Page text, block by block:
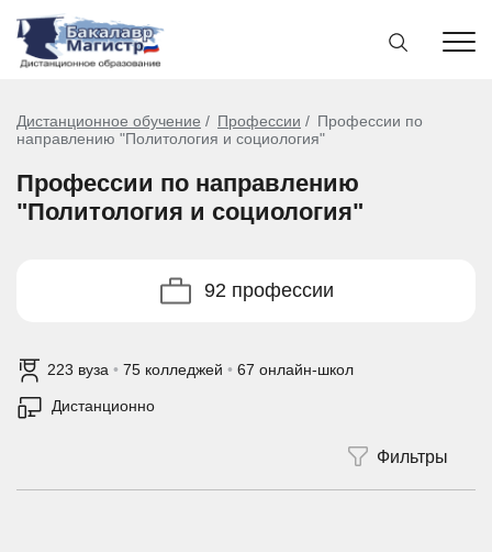
Дистанционное обучение Профессии
Профессии по
направлению "Политология и социология"
Профессии по направлению
"Политология и социология"
92 профессии
223 вуза • 75 колледжей • 67 онлайн-школ
Дистанционно